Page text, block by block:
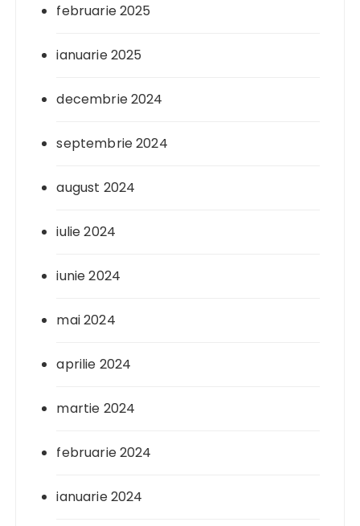
februarie 2025
ianuarie 2025
decembrie 2024
septembrie 2024
august 2024
iulie 2024
iunie 2024
mai 2024
aprilie 2024
martie 2024
februarie 2024
ianuarie 2024